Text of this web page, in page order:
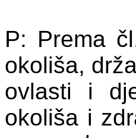
P: Prema
okoliša,
ovlasti i
okoliša i